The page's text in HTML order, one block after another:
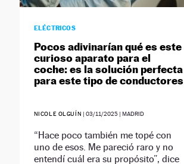
ELÉCTRICOS
Pocos adivinarían qué es este
curioso aparato para el
coche: es la solución perfecta
para este tipo de conductores
NICOLE OLGUÍN |03/11/2025 | MADRID
“Hace poco también me topé con
uno de esos. Me pareció raro y no
entendí cuál era su propósito”, dice